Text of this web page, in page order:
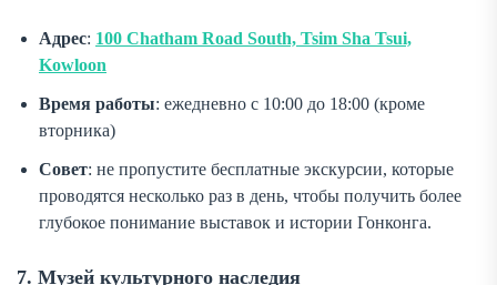
Адрес: 100 Chatham Road South, Tsim Sha Tsui,
Kowloon
Время работы: ежедневно с 10:00 до 18:00 (кроме
вторника)
Совет: не пропустите бесплатные экскурсии, которые
проводятся несколько раз в день, чтобы получить более
глубокое понимание выставок и истории Гонконга.
7. Музей культурного наследия